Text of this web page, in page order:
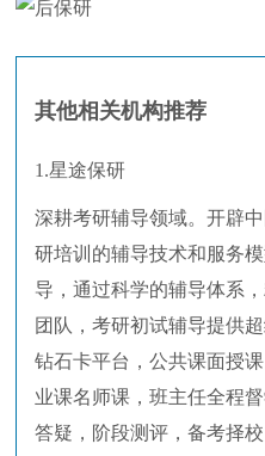
其他相关机构推荐
1.星途保研
深耕考研辅导领域。开辟
研培训的辅导技术和服务
导，通过科学的辅导体系
团队，考研初试辅导提供
钻石卡平台，公共课面授
业课名师课，班主任全程
答疑，阶段测评，备考择